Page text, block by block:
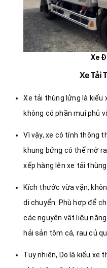
Xe
Xe Tải
Xe tải thùng lửng là kiểu
không có phần mui phủ
Vì vậy, xe có tính thông
khung bửng có thể mở
xếp hàng lên xe tải
Kích thước vừa vặn,
di chuyển. Phù hợp để
các nguyên vật liệu
hải sản tôm cá, rau củ
Tuy nhiên, Do là kiểu xe